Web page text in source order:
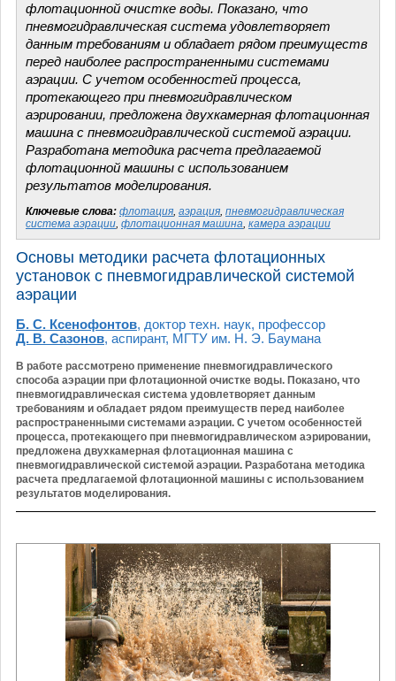
флотационной очистке воды. Показано, что
пневмогидравлическая система удовлетворяет
данным требованиям и обладает рядом преимуществ
перед наиболее распространенными системами
аэрации. С учетом особенностей процесса,
протекающего при пневмогидравлическом
аэрировании, предложена двухкамерная флотационная
машина с пневмогидравлической системой аэрации.
Разработана методика расчета предлагаемой
флотационной машины с использованием
результатов моделирования.
Ключевые слова: флотация, аэрация, пневмогидравлическая
система аэрации, флотационная машина, камера аэрации
Основы методики расчета флотационных
установок с пневмогидравлической системой
аэрации
Б. С. Ксенофонтов, доктор техн. наук, профессор
Д. В. Сазонов, аспирант, МГТУ им. Н. Э. Баумана
В работе рассмотрено применение пневмогидравлического
способа аэрации при флотационной очистке воды. Показано, что
пневмогидравлическая система удовлетворяет данным
требованиям и обладает рядом преимуществ перед наиболее
распространенными системами аэрации. С учетом особенностей
процесса, протекающего при пневмогидравлическом аэрировании,
предложена двухкамерная флотационная машина с
пневмогидравлической системой аэрации. Разработана методика
расчета предлагаемой флотационной машины с использованием
результатов моделирования.